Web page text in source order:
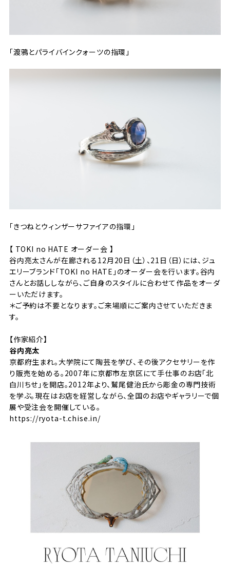
「渡鴉とパライバインクォーツの指環」
「きつねとウィンザーサファイアの指環 」
【 TOKI no HATE オーダー会 】
谷内亮太さんが在廊される12月20日（土）、21日（日）には、ジュ
エリーブランド「TOKI no HATE」のオーダー会を行います。谷内
さんとお話ししながら、ご自身のスタイルに合わせて作品をオーダ
ーいただけます。
＊ご予約は不要となります。ご来場順にご案内させていただきま
す。
【作家紹介】
谷内亮太
京都府生まれ。大学院にて陶芸を学び、その後アクセサリーを作
り販売を始める。2007年に京都市左京区にて手仕事のお店「北
白川ちせ」を開店。2012年より、鷲尾健治氏から彫金の専門技術
を学ぶ。現在はお店を経営しながら、全国のお店やギャラリーで個
展や受注会を開催している。
https://ryota-t.chise.in/